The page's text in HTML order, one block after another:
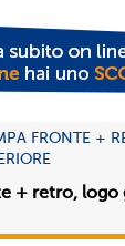
FRONTE +
+ retro, logo